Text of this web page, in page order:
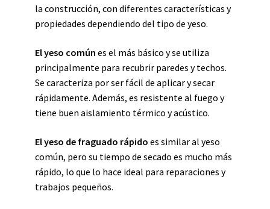
la construcción, con diferentes características y
propiedades dependiendo del tipo de yeso.
El yeso común es el más básico y se utiliza
principalmente para recubrir paredes y techos.
Se caracteriza por ser fácil de aplicar y secar
rápidamente. Además, es resistente al fuego y
tiene buen aislamiento térmico y acústico.
El yeso de fraguado rápido es similar al yeso
común, pero su tiempo de secado es mucho más
rápido, lo que lo hace ideal para reparaciones y
trabajos pequeños.